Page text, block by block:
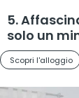
5.
solo un
Scopri l'alloggio